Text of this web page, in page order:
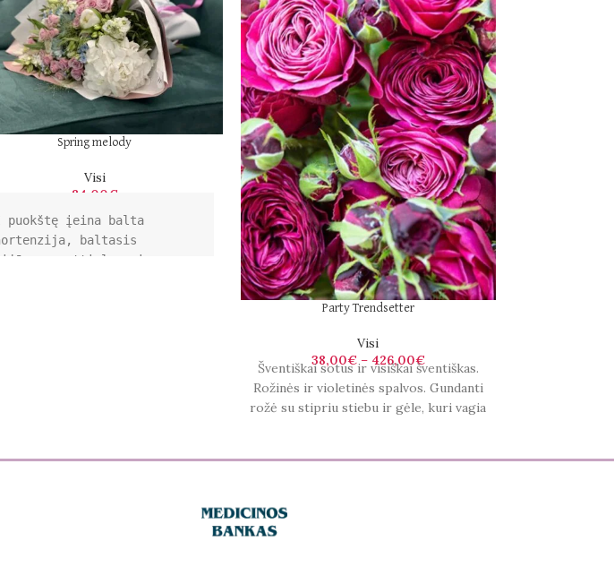
Spring melody
Visi
84,00€
puokštę įeina balta
baltasis
mattiola, vip
Party Trendsetter
Visi
38,00€ – 426,00€
Šventiškai sotus ir visiškai šventiškas.
Rožinės ir violetinės spalvos. Gundanti
rožė su stipriu stiebu ir gėle, kuri vagia